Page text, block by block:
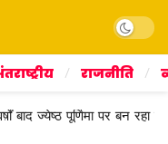
Dark
राजनीति
बाद ज्येष्ठ पूर्णिमा पर बन